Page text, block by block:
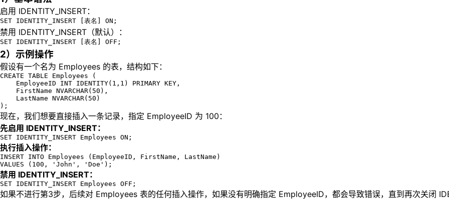
启用 IDENTITY_INSERT：
SET IDENTITY_INSERT [表名] ON;
禁用 IDENTITY_INSERT（默认）：
SET IDENTITY_INSERT [表名] OFF;
2）示例操作
假设有一个名为 Employees 的表，结构如下：
CREATE TABLE Employees (
EmployeeID INT IDENTITY(1,1) PRIMARY KEY,
FirstName NVARCHAR(50),
LastName NVARCHAR(50)
);
现在，我们想要直接插入一条记录，指定 EmployeeID 为 100：
先启用 IDENTITY_INSERT：
SET IDENTITY_INSERT Employees ON;
执行插入操作：
INSERT INTO Employees (EmployeeID, FirstName, LastName)
VALUES (100, 'John', 'Doe');
禁用 IDENTITY_INSERT：
SET IDENTITY_INSERT Employees OFF;
如果不进行第3步，后续对 Employees 表的任何插入操作，如果没有明确指定 EmployeeID，都会导致错误，直到再次关闭